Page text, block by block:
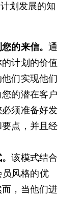
划发展的知
的来信。通
计划的价值
们实现他们
的潜在客户
须准备好发
点，并且经
。该模式结合
风格的优
，当他们进